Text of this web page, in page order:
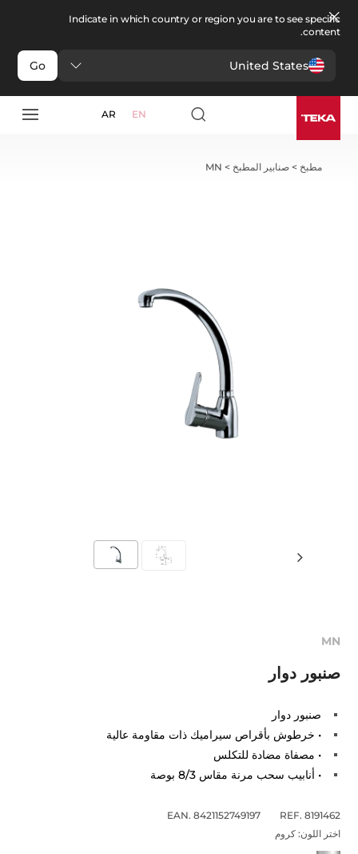
Indicate in which country or region you are to see specific
content.
United States
Go
EN
AR
مطبخ > صنابير المطبخ >
MN
MN
صنبور دوار
صنبور دوار
• خرطوش بأقراص سيراميك ذات مقاومة عالية
• مصفاة مضادة للتكلس
• أنابيب سحب مرنة مقاس 8/3 بوصة
REF. 8191462
EAN. 8421152749197
اختر اللون:كروم